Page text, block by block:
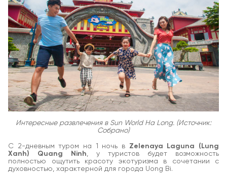
Интересные развлечения в Sun World Ha Long. (Источник:
Собрано)
С 2-дневным туром на 1 ночь в Zelenaya Laguna (Lung
Xanh) Quang Ninh, у туристов будет возможность
полностью ощутить красоту экотуризма в сочетании с
духовностью, характерной для города Uong Bi.